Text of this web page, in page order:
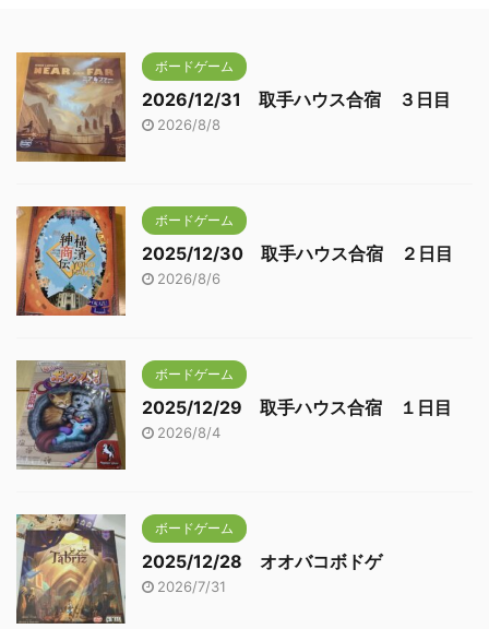
ボードゲーム
2026/12/31 取手ハウス合宿 ３日目
2026/8/8
ボードゲーム
2025/12/30 取手ハウス合宿 ２日目
2026/8/6
ボードゲーム
2025/12/29 取手ハウス合宿 １日目
2026/8/4
ボードゲーム
2025/12/28 オオバコボドゲ
2026/7/31